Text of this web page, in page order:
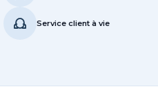
Service client à vie